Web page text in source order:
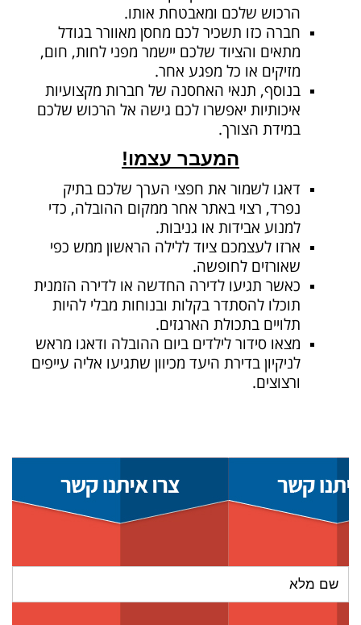
הרכוש שלכם ומאבטחת אותו.
חברה כזו תשכיר לכם מחסן מאוורר בגודל
מתאים והציוד שלכם יישמר מפני לחות, חום,
מזיקים או כל מפגע אחר.
בנוסף, תנאי האחסנה של חברות מקצועיות
איכותיות יאפשרו לכם גישה אל הרכוש שלכם
במידת הצורך.
המעבר עצמו!
דאגו לשמור את חפצי הערך שלכם בתיק
נפרד, רצוי באתר אחר ממקום ההובלה, כדי
למנוע אבידות או גניבות.
ארזו לעצמכם ציוד ללילה הראשון ממש כפי
שאורזים לחופשה.
כאשר תגיעו לדירה החדשה או לדירה הזמנית
תוכלו להסתדר בקלות ובנוחות מבלי להיות
תלויים בתכולת הארגזים.
מצאו סידור לילדים ביום ההובלה ודאגו מראש
לניקיון בדירת היעד מכיוון שתגיעו אליה עייפים
ורצוצים.